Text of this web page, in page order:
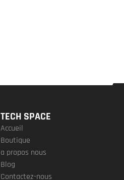
TECH SPACE
Accueil
Boutique
a propos nous
Blog
Contactez-nous